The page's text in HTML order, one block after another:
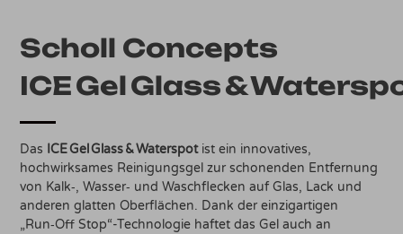
Scholl Concepts
ICE Gel Glass &
Das ICE Gel Glass & Waterspotist ein innovatives,
hochwirksames Reinigungsgel zur schonenden Entfernung
von Kalk‑, Wasser‑ und Waschflecken auf Glas, Lack und
anderen glatten Oberflächen. Dank der einzigartigen
„Run‑Off Stop“-Technologie haftet das Gel auch an